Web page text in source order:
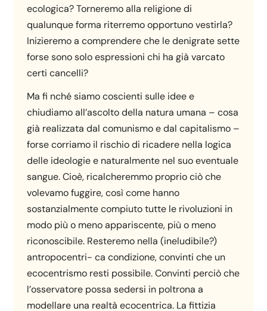
ecologica? Torneremo alla religione di
qualunque forma riterremo opportuno vestirla?
Inizieremo a comprendere che le denigrate sette
forse sono solo espressioni chi ha già varcato
certi cancelli?
Ma fi nché siamo coscienti sulle idee e
chiudiamo all’ascolto della natura umana – cosa
già realizzata dal comunismo e dal capitalismo –
forse corriamo il rischio di ricadere nella logica
delle ideologie e naturalmente nel suo eventuale
sangue. Cioè, ricalcheremmo proprio ciò che
volevamo fuggire, così come hanno
sostanzialmente compiuto tutte le rivoluzioni in
modo più o meno appariscente, più o meno
riconoscibile. Resteremo nella (ineludibile?)
antropocentri- ca condizione, convinti che un
ecocentrismo resti possibile. Convinti perciò che
l’osservatore possa sedersi in poltrona a
modellare una realtà ecocentrica. La fittizia